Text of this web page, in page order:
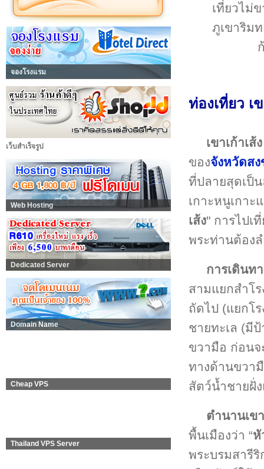
จองโรงแรม
เว็บสำเร็จรูป
Web Hosting
Dedicated Server
Domain Name
Cheap VPS
Thailand VPS Server
เที่ยวไม่
ภูเขาริม
ท่องเที่ยว เ
เขาเก้าเส้ง
ของจังหวัดส
ที่ปลายสุดเป็
เกาะหนูเกาะ
เส้ง" การไปเ
พระท่านต้อง
การเดินท
สามแยกสำโ
ถัดไป (แยกโ
ชายทะเล (มี
ขวามือ ก่อนจ
ทางด้านขวา
สัตว์น้ำชายฝั่
ตำนานเข
พื้นเมืองว่า “หั
พระบรมสารี